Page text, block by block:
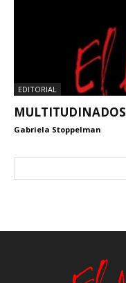
EDITORIAL
MULTITUDINADOS
Gabriela Stoppelman